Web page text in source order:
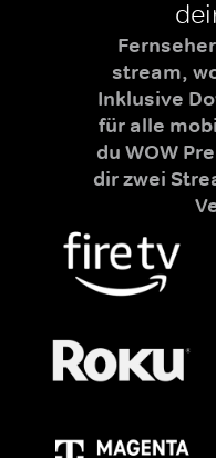
stream,
Inklusive
für alle
du WOW
dir zwei